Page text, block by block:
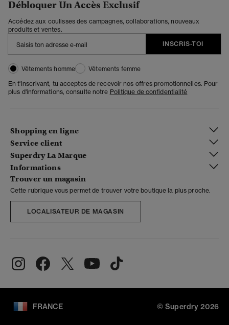
Débloquer Un Accès Exclusif
Accédez aux coulisses des campagnes, collaborations, nouveaux
produits et ventes.
INSCRIS-TOI
Vêtements homme
Vêtements femme
En t'inscrivant, tu acceptes de recevoir nos offres promotionnelles. Pour
plus d'informations, consulte notre Politique de confidentialité
Shopping en ligne
Service client
Superdry La Marque
Informations
Trouver un magasin
Cette rubrique vous permet de trouver votre boutique la plus proche.
LOCALISATEUR DE MAGASIN
FRANCE © Superdry 2026